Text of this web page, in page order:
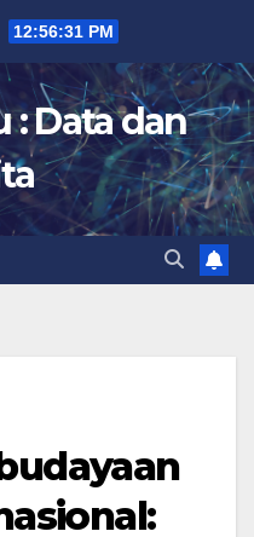
12:56:32 PM
: Data dan